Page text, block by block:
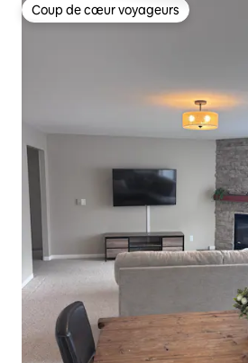
Coup de cœur voyageurs
Coup de cœur voyageurs